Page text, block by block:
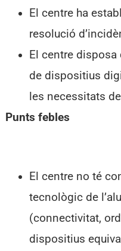
El centre ha
resolució
El centre disposa
de dispositius
les necessitats
Punts febles
El centre no té
tecnològic de
(connectivitat,
dispositius